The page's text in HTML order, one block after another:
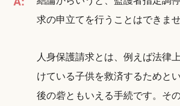
求の申立てを行うことはできませ
人身保護請求とは、例えば法律
けている子供を救済するためと
後の砦ともいえる手続です。そ